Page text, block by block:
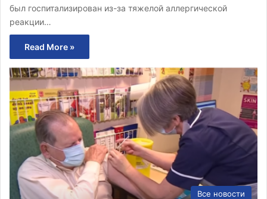
был госпитализирован из-за тяжелой аллергической
реакции…
Read More »
Все новости